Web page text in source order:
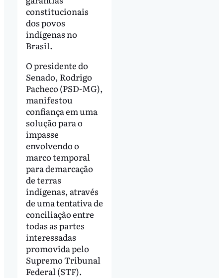
constitucionais
dos povos
indígenas no
Brasil.
O presidente do
Senado, Rodrigo
Pacheco (PSD-MG),
manifestou
confiança em uma
solução para o
impasse
envolvendo o
marco temporal
para demarcação
de terras
indígenas, através
de uma tentativa de
conciliação entre
todas as partes
interessadas
promovida pelo
Supremo Tribunal
Federal (STF).